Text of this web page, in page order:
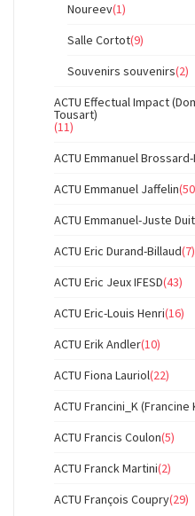
Noureev(1)
Salle Cortot(9)
Souvenirs souvenirs(2)
ACTU Effectual Impact
Tousart)
(11)
ACTU Emmanuel
ACTU Emmanuel Jaffelin
ACTU Emmanuel-Juste
ACTU Eric Durand-Billaud(7)
ACTU Eric Jeux IFESD(43)
ACTU Eric-Louis Henri(16)
ACTU Erik Andler(10)
ACTU Fiona Lauriol(22)
ACTU Francini_K (Francine
ACTU Francis Coulon(5)
ACTU Franck Martini(2)
ACTU François Coupry(29)